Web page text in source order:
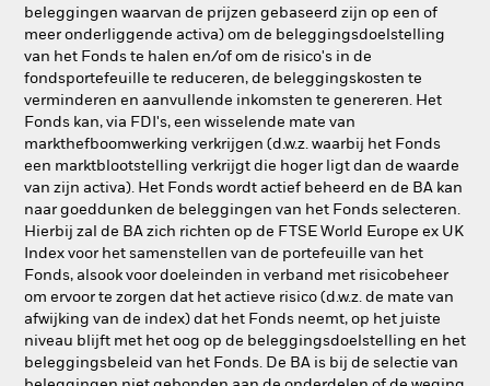
beleggingen waarvan de prijzen gebaseerd zijn op een of
meer onderliggende activa) om de beleggingsdoelstelling
van het Fonds te halen en/of om de risico's in de
fondsportefeuille te reduceren, de beleggingskosten te
verminderen en aanvullende inkomsten te genereren. Het
Fonds kan, via FDI's, een wisselende mate van
markthefboomwerking verkrijgen (d.w.z. waarbij het Fonds
een marktblootstelling verkrijgt die hoger ligt dan de waarde
van zijn activa). Het Fonds wordt actief beheerd en de BA kan
naar goeddunken de beleggingen van het Fonds selecteren.
Hierbij zal de BA zich richten op de FTSE World Europe ex UK
Index voor het samenstellen van de portefeuille van het
Fonds, alsook voor doeleinden in verband met risicobeheer
om ervoor te zorgen dat het actieve risico (d.w.z. de mate van
afwijking van de index) dat het Fonds neemt, op het juiste
niveau blijft met het oog op de beleggingsdoelstelling en het
beleggingsbeleid van het Fonds. De BA is bij de selectie van